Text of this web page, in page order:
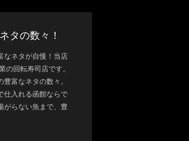
タの数々！
なネタが自慢！当店
の回転寿司店です。
富なネタの数々。
仕入れる函館ならで
がらない魚まで、豊